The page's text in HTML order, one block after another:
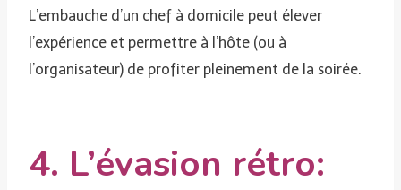
L’embauche d’un chef à domicile peut élever
l’expérience et permettre à l’hôte (ou à
l’organisateur) de profiter pleinement de la soirée.
4. L’évasion rétro: